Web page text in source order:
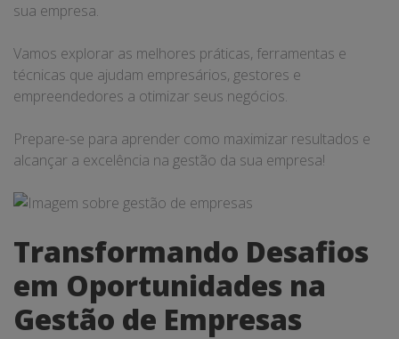
sua empresa.
Vamos explorar as melhores práticas, ferramentas e
técnicas que ajudam empresários, gestores e
empreendedores a otimizar seus negócios.
Prepare-se para aprender como maximizar resultados e
alcançar a excelência na gestão da sua empresa!
Transformando Desafios
em Oportunidades na
Gestão de Empresas